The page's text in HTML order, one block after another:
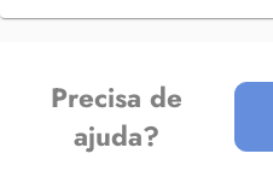
Precisa de
ajuda?